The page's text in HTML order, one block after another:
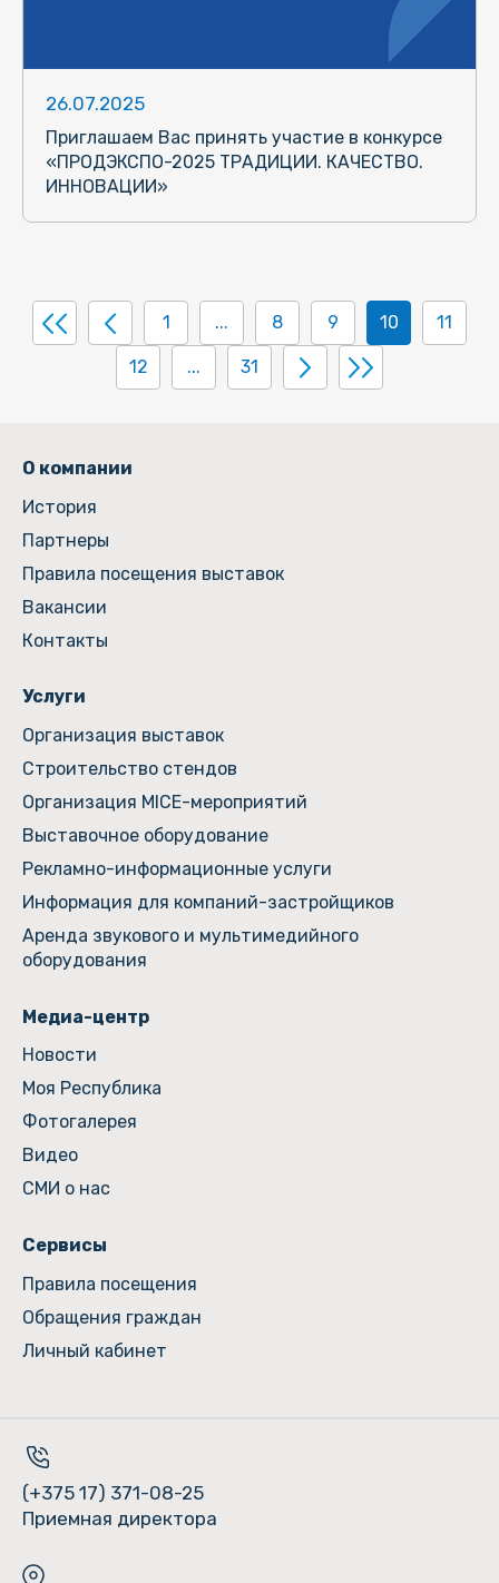
26.07.2025
Приглашаем Вас принять участие в конкурсе
«ПРОДЭКСПО-2025 ТРАДИЦИИ. КАЧЕСТВО.
ИННОВАЦИИ»
1 ... 8 9 10 11
12 ... 31
О компании
История
Партнеры
Правила посещения выставок
Вакансии
Контакты
Услуги
Организация выставок
Строительство стендов
Организация MICE-мероприятий
Выставочное оборудование
Рекламно-информационные услуги
Информация для компаний-застройщиков
Аренда звукового и мультимедийного
оборудования
Медиа-центр
Новости
Моя Республика
Фотогалерея
Видео
СМИ о нас
Сервисы
Правила посещения
Обращения граждан
Личный кабинет
(+375 17) 371-08-25
Приемная директора